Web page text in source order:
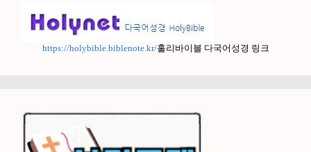
https://holybible.biblenote.kr/홀리바이블 다국어성경 링크